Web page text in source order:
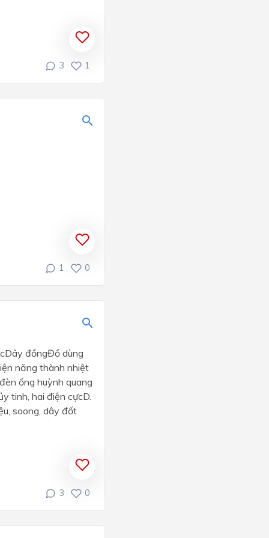
3 1
1 0
đồngĐồ dùng
năng thành nhiệt
ống huỳnh quang
tinh, hai điện cựcD.
soong, dây đốt
3 0